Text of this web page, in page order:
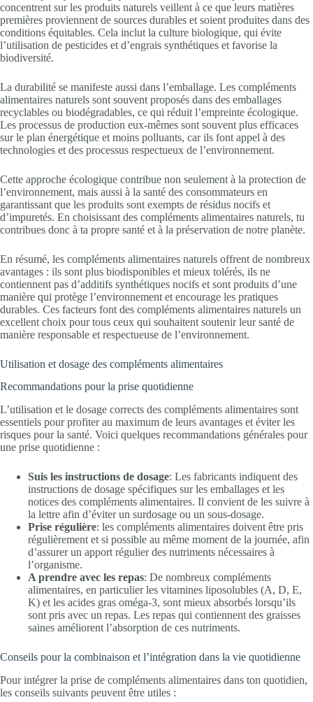
concentrent sur les produits naturels veillent à ce que leurs matières
premières proviennent de sources durables et soient produites dans des
conditions équitables. Cela inclut la culture biologique, qui évite
l’utilisation de pesticides et d’engrais synthétiques et favorise la
biodiversité.
La durabilité se manifeste aussi dans l’emballage. Les compléments
alimentaires naturels sont souvent proposés dans des emballages
recyclables ou biodégradables, ce qui réduit l’empreinte écologique.
Les processus de production eux-mêmes sont souvent plus efficaces
sur le plan énergétique et moins polluants, car ils font appel à des
technologies et des processus respectueux de l’environnement.
Cette approche écologique contribue non seulement à la protection de
l’environnement, mais aussi à la santé des consommateurs en
garantissant que les produits sont exempts de résidus nocifs et
d’impuretés. En choisissant des compléments alimentaires naturels, tu
contribues donc à ta propre santé et à la préservation de notre planète.
En résumé, les compléments alimentaires naturels offrent de nombreux
avantages : ils sont plus biodisponibles et mieux tolérés, ils ne
contiennent pas d’additifs synthétiques nocifs et sont produits d’une
manière qui protège l’environnement et encourage les pratiques
durables. Ces facteurs font des compléments alimentaires naturels un
excellent choix pour tous ceux qui souhaitent soutenir leur santé de
manière responsable et respectueuse de l’environnement.
Utilisation et dosage des compléments alimentaires
Recommandations pour la prise quotidienne
L’utilisation et le dosage corrects des compléments alimentaires sont
essentiels pour profiter au maximum de leurs avantages et éviter les
risques pour la santé. Voici quelques recommandations générales pour
une prise quotidienne :
Suis les instructions de dosage: Les fabricants indiquent des
instructions de dosage spécifiques sur les emballages et les
notices des compléments alimentaires. Il convient de les suivre à
la lettre afin d’éviter un surdosage ou un sous-dosage.
Prise régulière: les compléments alimentaires doivent être pris
régulièrement et si possible au même moment de la journée, afin
d’assurer un apport régulier des nutriments nécessaires à
l’organisme.
A prendre avec les repas: De nombreux compléments
alimentaires, en particulier les vitamines liposolubles (A, D, E,
K) et les acides gras oméga-3, sont mieux absorbés lorsqu’ils
sont pris avec un repas. Les repas qui contiennent des graisses
saines améliorent l’absorption de ces nutriments.
Conseils pour la combinaison et l’intégration dans la vie quotidienne
Pour intégrer la prise de compléments alimentaires dans ton quotidien,
les conseils suivants peuvent être utiles :